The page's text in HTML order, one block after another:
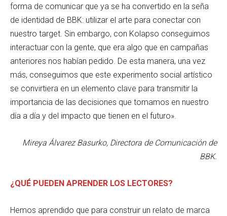
forma de comunicar que ya se ha convertido en la seña
de identidad de BBK: utilizar el arte para conectar con
nuestro target. Sin embargo, con Kolapso conseguimos
interactuar con la gente, que era algo que en campañas
anteriores nos habían pedido. De esta manera, una vez
más, conseguimos que este experimento social artístico
se convirtiera en un elemento clave para transmitir la
importancia de las decisiones que tomamos en nuestro
día a día y del impacto que tienen en el futuro».
Mireya Álvarez Basurko, Directora de Comunicación de
BBK.
¿QUÉ PUEDEN APRENDER LOS LECTORES?
Hemos aprendido que para construir un relato de marca